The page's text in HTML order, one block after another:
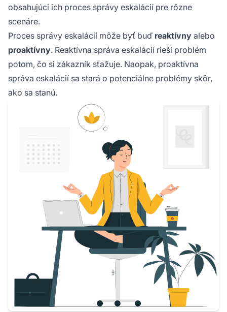
obsahujúci ich proces správy eskalácií pre rôzne
scenáre.
Proces správy eskalácií môže byť buď reaktívny alebo
proaktívny. Reaktívna správa eskalácií rieši problém
potom, čo si zákazník sťažuje. Naopak, proaktívna
správa eskalácií sa stará o potenciálne problémy skôr,
ako sa stanú.